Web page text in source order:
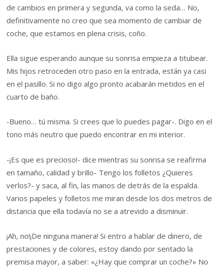
de cambios en primera y segunda, va como la seda… No,
definitivamente no creo que sea momento de cambiar de
coche, que estamos en plena crisis, coño.
Ella sigue esperando aunque su sonrisa empieza a titubear.
Mis hijos retroceden otro paso en la entrada, están ya casi
en el pasillo. Si no digo algo pronto acabarán metidos en el
cuarto de baño.
-Bueno… tú misma. Si crees que lo puedes pagar-. Digo en el
tono más neutro que puedo encontrar en mi interior.
-¡Es que es precioso!- dice mientras su sonrisa se reafirma
en tamaño, calidad y brillo- Tengo los folletos ¿Quieres
verlos?- y saca, al fin, las manos de detrás de la espalda.
Varios papeles y folletos me miran desde los dos metros de
distancia que ella todavía no se a atrevido a disminuir.
¡Ah, no!¡De ninguna manera! Si entro a hablar de dinero, de
prestaciones y de colores, estoy dando por sentado la
premisa mayor, a saber: «¿Hay que comprar un coche?» No